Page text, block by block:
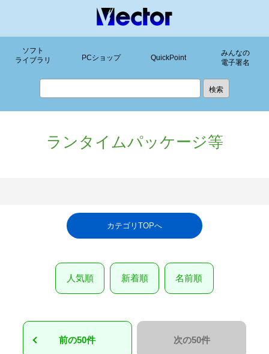
ソフト
ライブラリ
PCショップ QuickPoint
みんなの
電子署名
ランタイムパッケージ等
カテゴリTOPへ
人気順 新着順 名前順
前の50件 次の50件